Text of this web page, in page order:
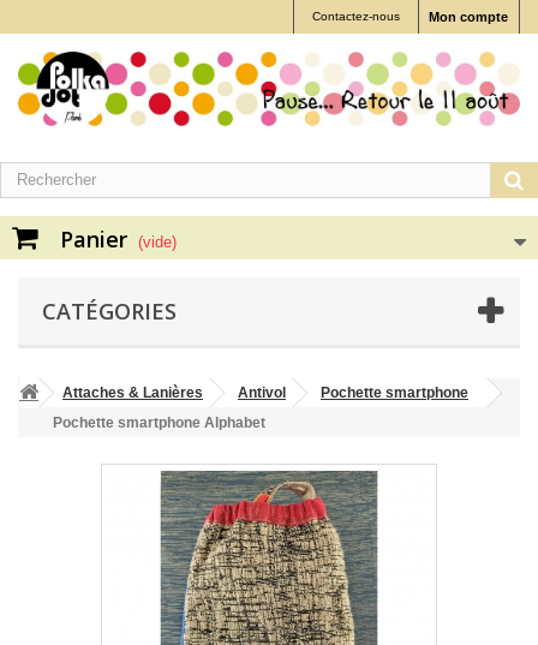
Mon compte
Contactez-nous
Panier (vide)
CATÉGORIES
Attaches & Lanières Antivol
Pochette smartphone
Pochette smartphone Alphabet